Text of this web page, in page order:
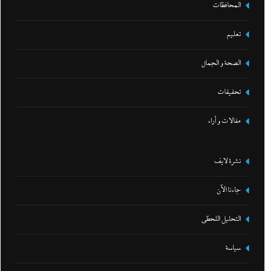
المحافظات
تعليم
الصحة و الجمال
تحقيقات
مقالات و أراء
نشرة لايف
جاءنا الآن
التحليل اللحظي
سياسة